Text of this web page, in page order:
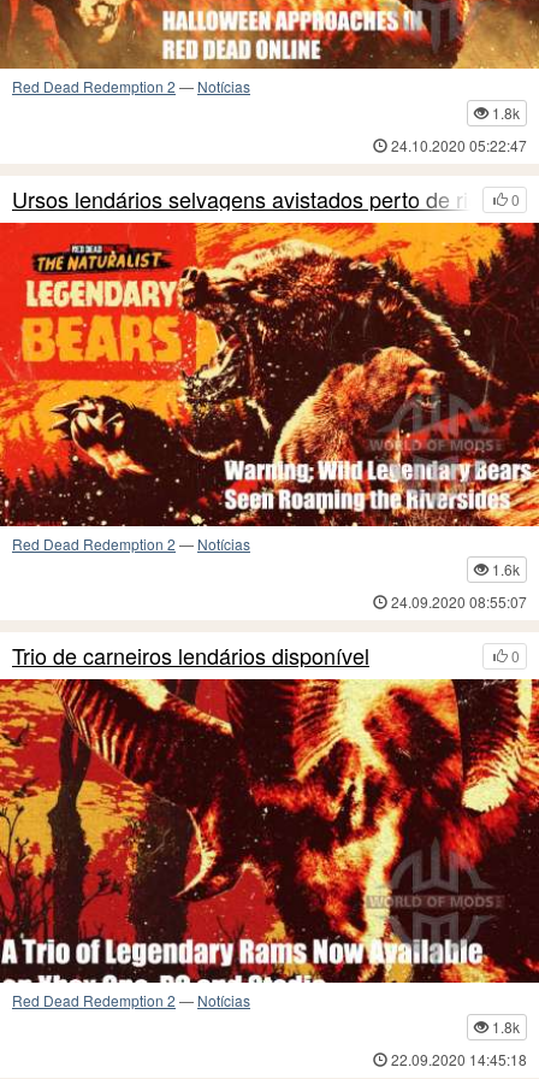
Red Dead Redemption 2 — Notícias
1.8k
24.10.2020 05:22:47
0
Ursos lendários selvagens avistados perto de rio
Red Dead Redemption 2 — Notícias
1.6k
24.09.2020 08:55:07
0
Trio de carneiros lendários disponível
Red Dead Redemption 2 — Notícias
1.8k
22.09.2020 14:45:18